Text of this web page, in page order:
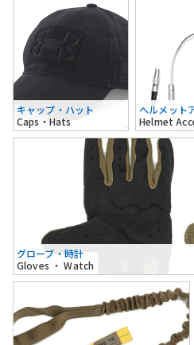
キャップ・ハット
Caps・Hats
ヘルメット
Helmet
グローブ・時計
Gloves ・ Watch